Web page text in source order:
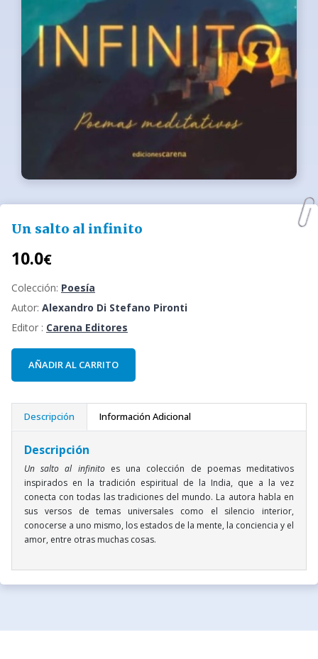
Un salto al infinito
10.0€
Colección: Poesía
Autor: Alexandro Di Stefano Pironti
Editor : Carena Editores
AÑADIR AL CARRITO
Descripción Información Adicional
Descripción
Un salto al infinitoes una colección de poemas meditativos
inspirados en la tradición espiritual de la India, que a la vez
conecta con todas las tradiciones del mundo. La autora habla en
sus versos de temas universales como el silencio interior,
conocerse a uno mismo, los estados de la mente, la conciencia y el
amor, entre otras muchas cosas.